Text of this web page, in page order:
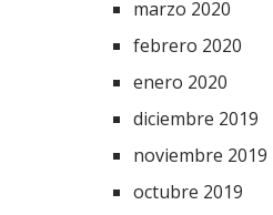
marzo 2020
febrero 2020
enero 2020
diciembre 2019
noviembre 2019
octubre 2019